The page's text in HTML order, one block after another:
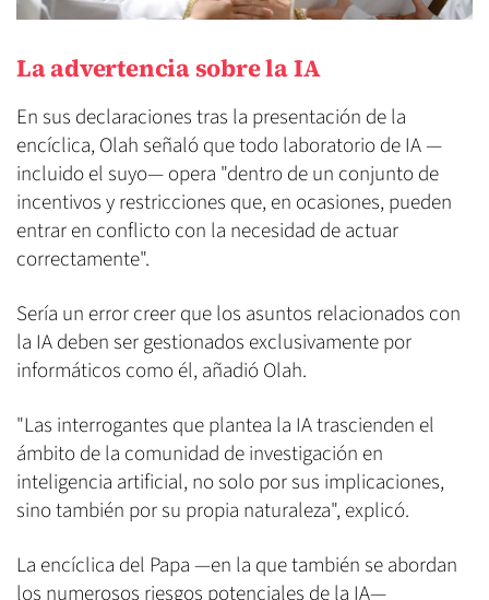
La advertencia sobre la IA
En sus declaraciones tras la presentación de la
encíclica, Olah señaló que todo laboratorio de IA —
incluido el suyo— opera "dentro de un conjunto de
incentivos y restricciones que, en ocasiones, pueden
entrar en conflicto con la necesidad de actuar
correctamente".
Sería un error creer que los asuntos relacionados con
la IA deben ser gestionados exclusivamente por
informáticos como él, añadió Olah.
"Las interrogantes que plantea la IA trascienden el
ámbito de la comunidad de investigación en
inteligencia artificial, no solo por sus implicaciones,
sino también por su propia naturaleza", explicó.
La encíclica del Papa —en la que también se abordan